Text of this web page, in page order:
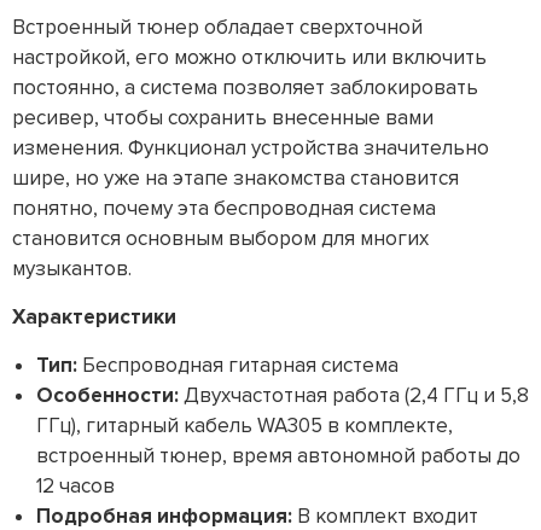
Встроенный тюнер обладает сверхточной
настройкой, его можно отключить или включить
постоянно, а система позволяет заблокировать
ресивер, чтобы сохранить внесенные вами
изменения. Функционал устройства значительно
шире, но уже на этапе знакомства становится
понятно, почему эта беспроводная система
становится основным выбором для многих
музыкантов.
Характеристики
Тип: Беспроводная гитарная система
Особенности:Двухчастотная работа (2,4 ГГц и 5,8
ГГц), гитарный кабель WA305 в комплекте,
встроенный тюнер, время автономной работы до
12 часов
Подробная информация: В комплект входит